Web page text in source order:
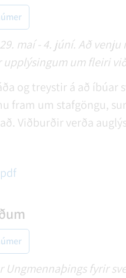
maí - 4. júní. Að
um fleiri
og treystir á að íbúar
fram um stafgöngu,
Viðburðir verða
fyrir